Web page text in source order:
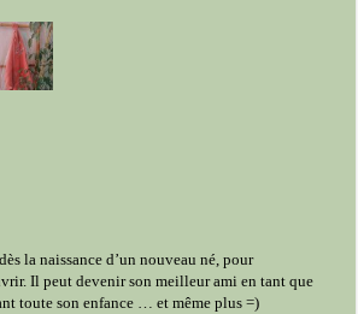
la naissance d’un nouveau né, pour
Il peut devenir son meilleur ami en tant que
toute son enfance … et même plus =)